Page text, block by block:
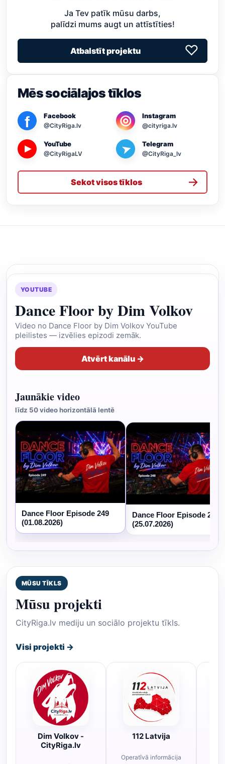
Ja Tev patīk mūsu darbs,
palīdzi mums augt un attīstīties!
Atbalstīt projektu ♡
Mēs sociālajos tīklos
f Facebook
@CityRiga.lv ◎ Instagram
@cityriga.lv
▶
YouTube
@CityRigaLV ➤ Telegram
@CityRiga_lv
Sekot visos tīklos →
YOUTUBE
Dance Floor by Dim Volkov
Video no Dance Floor by Dim Volkov YouTube
pleilistes — izvēlies epizodi zemāk.
Atvērt kanālu →
Jaunākie video
līdz 50 video horizontālā lentē
Dance Floor Episode 249
(01.08.2026)
Dance Floor Episode 248
(25.07.2026)
MŪSU TĪKLS
Mūsu projekti
CityRiga.lv mediju un sociālo projektu tīkls.
Visi projekti →
Dim Volkov -
CityRiga.lv
112 Latvija
Operatīvā informācija